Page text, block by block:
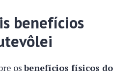
benefícios
osbenefícios físicos do